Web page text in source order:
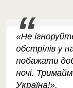
«Не
обстрілів у
побажати
ночі.
Україна!»,